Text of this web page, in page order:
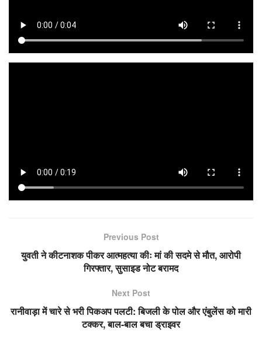
Previous Post
युवती ने कीटनाशक पीकर आत्महत्या कीः मां की सदमे से मौत, आरोपी
गिरफ्तार, सुसाइड नोट बरामद
Next Post
रानीवाड़ा में चारे से भरी पिकअप पलटी: बिजली के पोल और एंबुलेंस को मारी
टक्कर, बाल-बाल बचा ड्राइवर